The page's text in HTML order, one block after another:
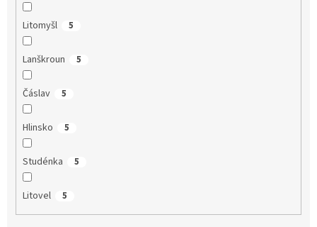
Litomyšl 5
Lanškroun 5
Čáslav 5
Hlinsko 5
Studénka 5
Litovel 5